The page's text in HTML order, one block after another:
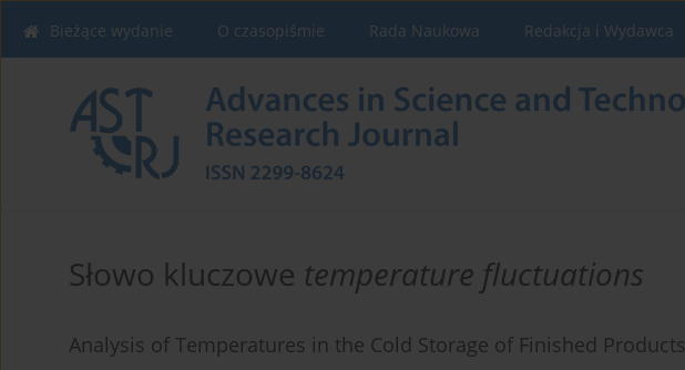
Bieżące wydanie O czasopiśmie Rada Naukowa Redakcja i Wydawca
Słowo kluczowe temperature fluctuations
Analysis of Temperatures in the Cold Storage of Finished Products